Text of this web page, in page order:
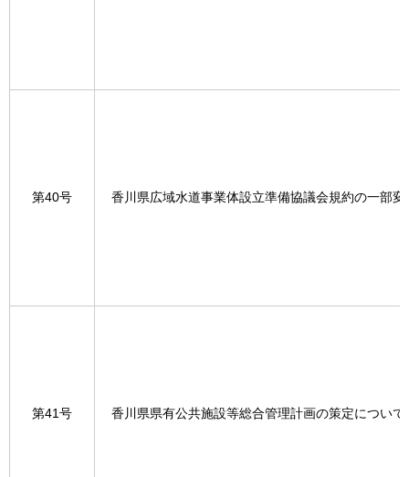
第40号 香川県広域水道事業体設立準備協議会規約の一部変
第41号 香川県県有公共施設等総合管理計画の策定について